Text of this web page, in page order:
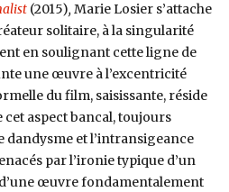
(2015), Marie Losier s’attache
solitaire, à la singularité
en soulignant cette ligne de
une œuvre à l’excentricité
du film, saisissante, réside
cet aspect bancal, toujours
dandysme et l’intransigeance
par l’ironie typique d’un
œuvre fondamentalement